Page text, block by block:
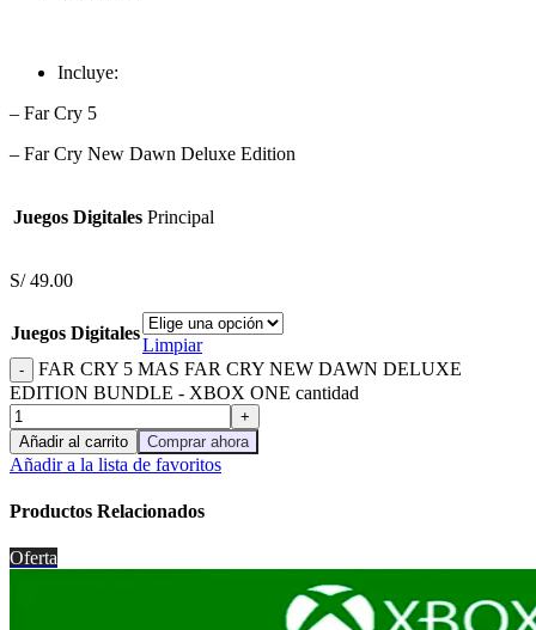
Incluye:
– Far Cry 5
– Far Cry New Dawn Deluxe Edition
Juegos Digitales Principal
S/49.00
Juegos Digitales
Limpiar
FAR CRY 5 MAS FAR CRY NEW DAWN DELUXE
EDITION BUNDLE - XBOX ONE cantidad
Añadir al carrito Comprar ahora
Añadir a la lista de favoritos
Productos Relacionados
Oferta